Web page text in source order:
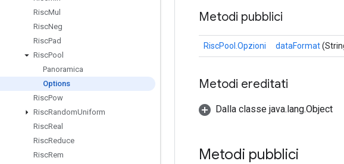
RiscMul
RiscNeg
RiscPad
RiscPool
Panoramica
Options
RiscPow
RiscRandomUniform
RiscReal
RiscReduce
RiscRem
Metodi pubblici
RiscPool.Opzioni dataFormat
Metodi ereditati
Dalla classe java.lang.Object
Metodi pubblici